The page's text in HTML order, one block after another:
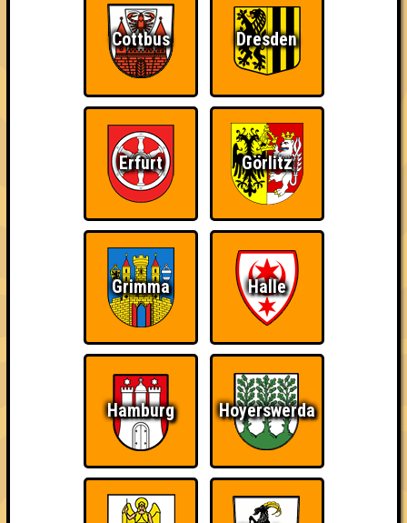
QUIZLABOR Weißwasser #37
Déjà Vu · 27.09.2025 · Hafenstube
Angemeldete Teams
Cottbus Dresden
Erfurt Görlitz
Grimma Halle
Hamburg Hoyerswerda